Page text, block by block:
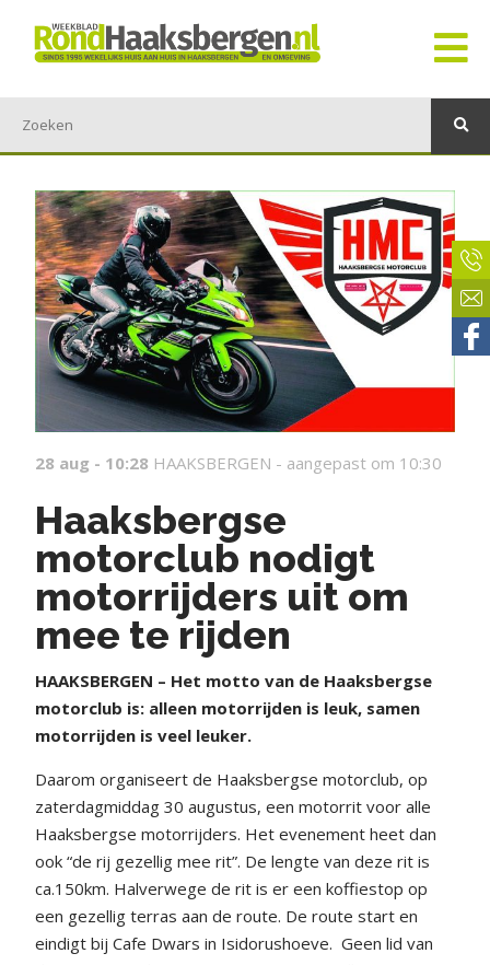
28 aug - 10:28 HAAKSBERGEN - aangepast om 10:30
Haaksbergse
motorclub nodigt
motorrijders uit om
mee te rijden
HAAKSBERGEN – Het motto van de Haaksbergse
motorclub is: alleen motorrijden is leuk, samen
motorrijden is veel leuker.
Daarom organiseert de Haaksbergse motorclub, op
zaterdagmiddag 30 augustus, een motorrit voor alle
Haaksbergse motorrijders. Het evenement heet dan
ook “de rij gezellig mee rit”. De lengte van deze rit is
ca.150km. Halverwege de rit is er een koffiestop op
een gezellig terras aan de route. De route start en
eindigt bij Cafe Dwars in Isidorushoeve. Geen lid van